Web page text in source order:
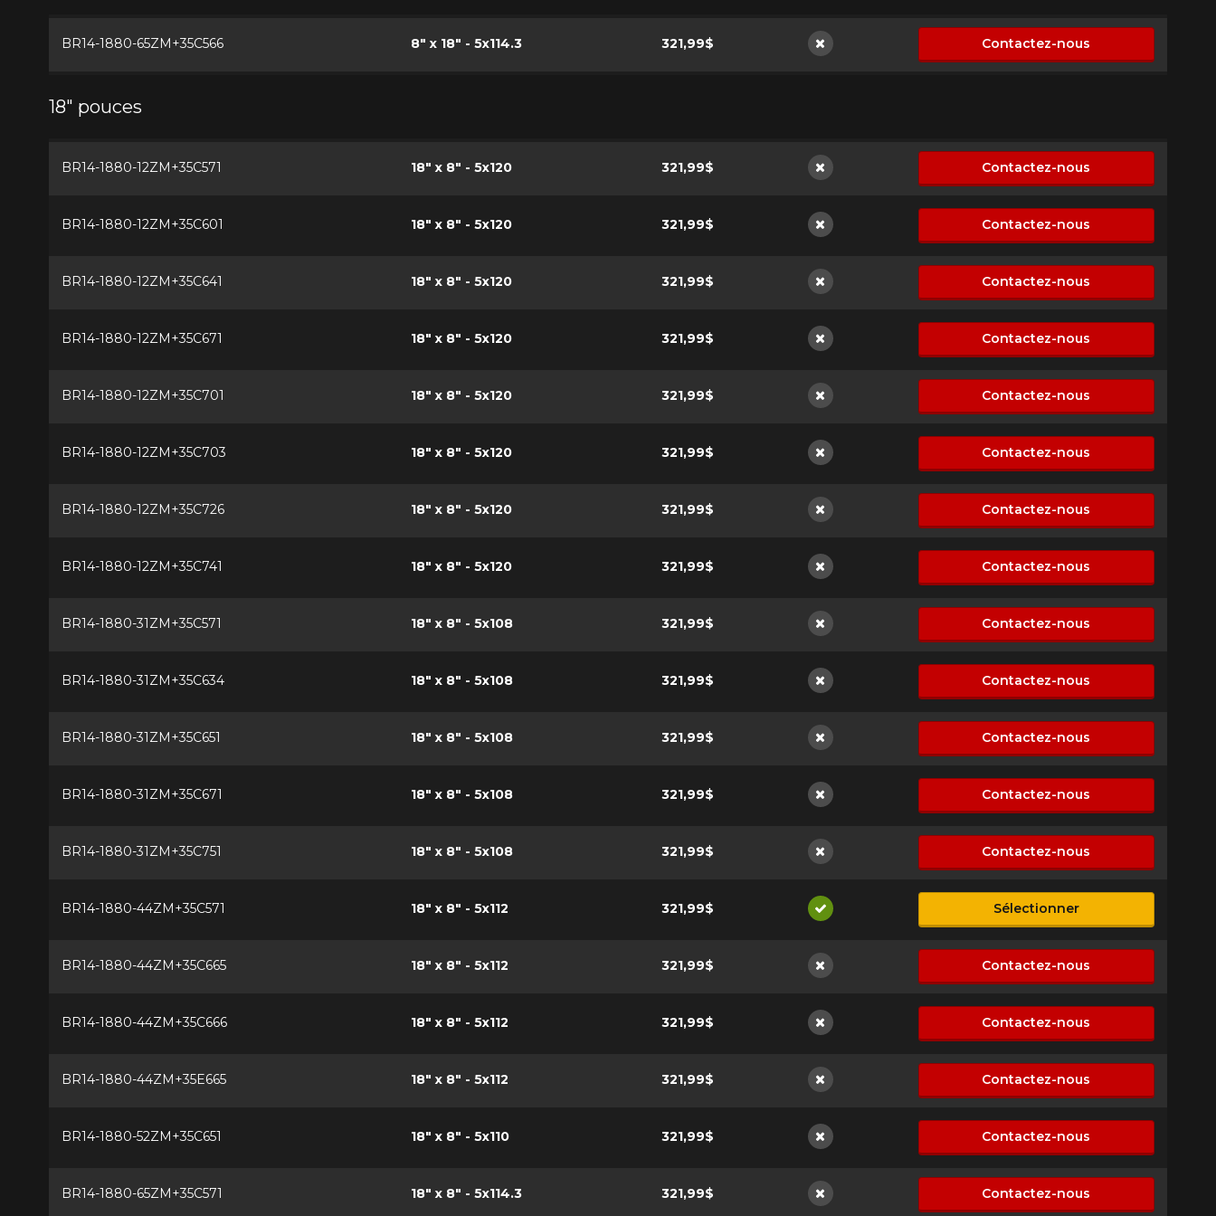
BR14-1880-65ZM+35C566 8" x 18" - 5x114.3 321,99$
Non disponible
Contactez-nous
18" pouces
BR14-1880-12ZM+35C571 18" x 8" - 5x120 321,99$
Non disponible
Contactez-nous
BR14-1880-12ZM+35C601 18" x 8" - 5x120 321,99$
Non disponible
Contactez-nous
BR14-1880-12ZM+35C641 18" x 8" - 5x120 321,99$
Non disponible
Contactez-nous
BR14-1880-12ZM+35C671 18" x 8" - 5x120 321,99$
Non disponible
Contactez-nous
BR14-1880-12ZM+35C701 18" x 8" - 5x120 321,99$
Non disponible
Contactez-nous
BR14-1880-12ZM+35C703 18" x 8" - 5x120 321,99$
Non disponible
Contactez-nous
BR14-1880-12ZM+35C726 18" x 8" - 5x120 321,99$
Non disponible
Contactez-nous
BR14-1880-12ZM+35C741 18" x 8" - 5x120 321,99$
Non disponible
Contactez-nous
BR14-1880-31ZM+35C571 18" x 8" - 5x108 321,99$
Non disponible
Contactez-nous
BR14-1880-31ZM+35C634 18" x 8" - 5x108 321,99$
Non disponible
Contactez-nous
BR14-1880-31ZM+35C651 18" x 8" - 5x108 321,99$
Non disponible
Contactez-nous
BR14-1880-31ZM+35C671 18" x 8" - 5x108 321,99$
Non disponible
Contactez-nous
BR14-1880-31ZM+35C751 18" x 8" - 5x108 321,99$
Non disponible
Contactez-nous
BR14-1880-44ZM+35C571 18" x 8" - 5x112 321,99$
Disponible
Sélectionner
BR14-1880-44ZM+35C665 18" x 8" - 5x112 321,99$
Non disponible
Contactez-nous
BR14-1880-44ZM+35C666 18" x 8" - 5x112 321,99$
Non disponible
Contactez-nous
BR14-1880-44ZM+35E665 18" x 8" - 5x112 321,99$
Non disponible
Contactez-nous
BR14-1880-52ZM+35C651 18" x 8" - 5x110 321,99$
Non disponible
Contactez-nous
BR14-1880-65ZM+35C571 18" x 8" - 5x114.3 321,99$
Non disponible
Contactez-nous